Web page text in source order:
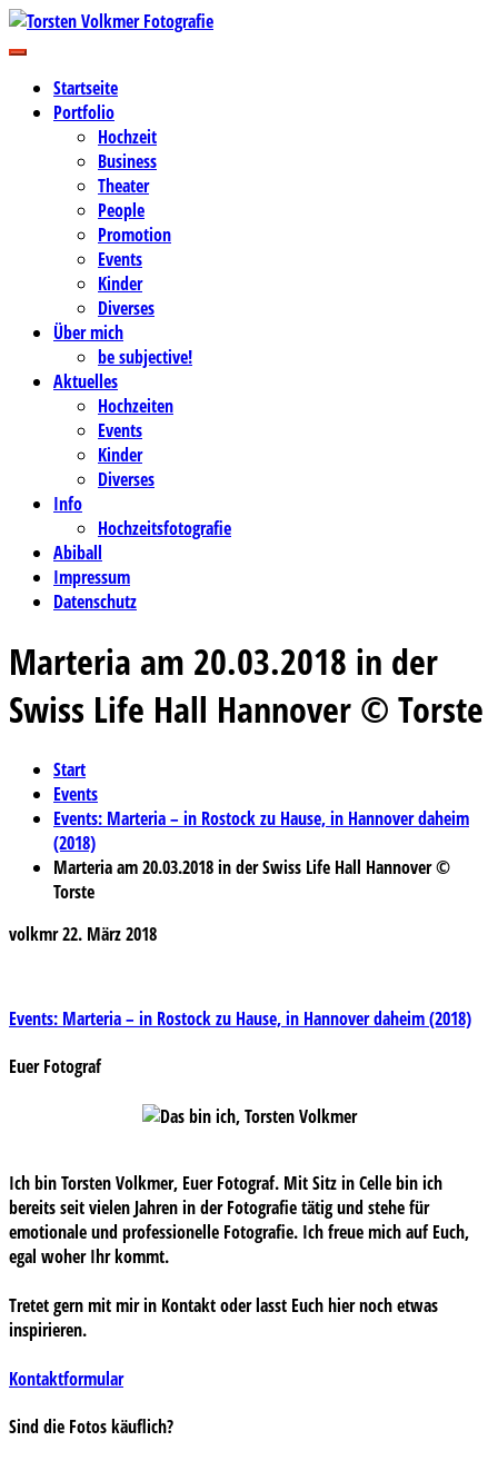
Zum
Inhalt
Torsten Volkmer Fotografie
Business-, Portrait- und Hochzeitsfotografie
Startseite
Portfolio
Hochzeit
Business
Theater
People
Promotion
Events
Kinder
Diverses
Über mich
be subjective!
Aktuelles
Hochzeiten
Events
Kinder
Diverses
Info
Hochzeitsfotografie
Abiball
Impressum
Datenschutz
Marteria am 20.03.2018 in der
Swiss Life Hall Hannover © Torste
Start
Events
Events: Marteria – in Rostock zu Hause, in Hannover daheim
(2018)
Marteria am 20.03.2018 in der Swiss Life Hall Hannover ©
Torste
volkmr22. März 2018
Beitragsnavigation
Events: Marteria – in Rostock zu Hause, in Hannover daheim (2018)
Euer Fotograf
Ich bin Torsten Volkmer, Euer Fotograf. Mit Sitz in Celle bin ich
bereits seit vielen Jahren in der Fotografie tätig und stehe für
emotionale und professionelle Fotografie. Ich freue mich auf Euch,
egal woher Ihr kommt.
Tretet gern mit mir in Kontakt oder lasst Euch hier noch etwas
inspirieren.
Kontaktformular
Sind die Fotos käuflich?